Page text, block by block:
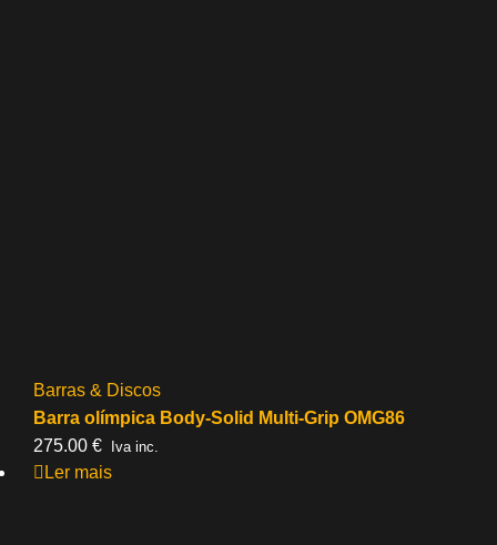
Barras & Discos
Barra olímpica Body-Solid Multi-Grip OMG86
275.00 € Iva inc.
Ler mais